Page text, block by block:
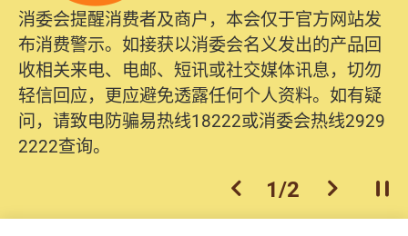
消委会提醒消费者及商户，本会仅于官方网站发
布消费警示。如接获以消委会名义发出的产品回
收相关来电、电邮、短讯或社交媒体讯息，切勿
轻信回应，更应避免透露任何个人资料。如有疑
问，请致电防骗易热线18222或消委会热线2929
2222查询。
上一个
1/2 下一个开